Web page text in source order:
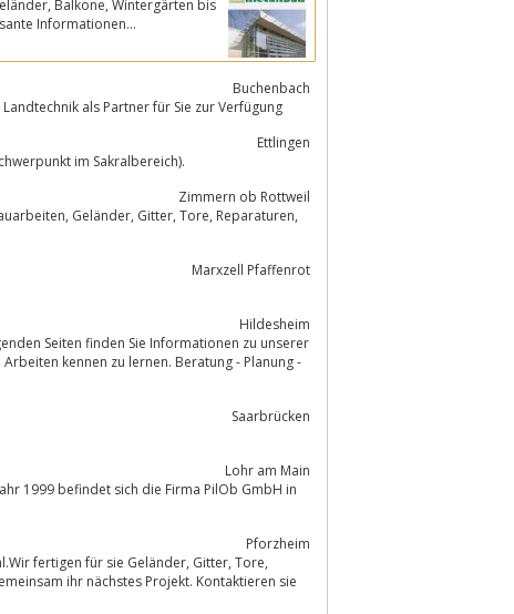
und vielfältige, interessante Informationen...
Buchenbach
als Partner für Sie zur Verfügung
Ettlingen
im Sakralbereich).
Zimmern ob Rottweil
Marxzell Pfaffenrot
Hildesheim
Saarbrücken
Lohr am Main
1999 befindet sich die Firma PilOb GmbH in
Pforzheim
für sie Geländer, Gitter, Tore,